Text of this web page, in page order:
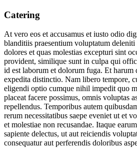
Catering
At vero eos et accusamus et iusto odio
blanditiis praesentium voluptatum
dolores et quas molestias excepturi sint
provident, similique sunt in culpa qui
id est laborum et dolorum fuga. Et harum
expedita distinctio. Nam libero tempore,
eligendi optio cumque nihil impedit quo
placeat facere possimus, omnis voluptas
repellendus. Temporibus autem
rerum necessitatibus saepe eveniet ut et
et molestiae non recusandae. Itaque
sapiente delectus, ut aut reiciendis
consequatur aut perferendis doloribus